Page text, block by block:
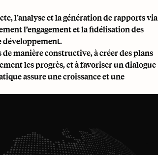
l’analyse et la génération de rapports via
l’engagement et la fidélisation des
développement.
manière constructive, à créer des plans
les progrès, et à favoriser un dialogue
assure une croissance et une